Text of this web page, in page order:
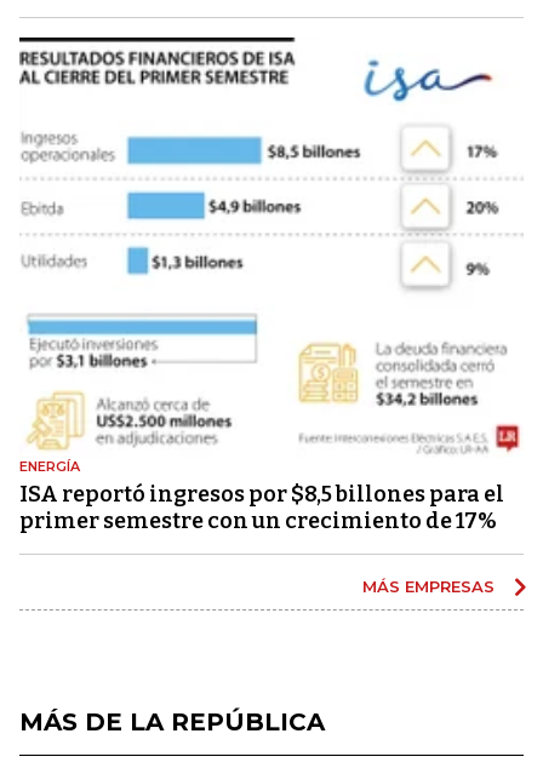
ENERGÍA
ISA reportó ingresos por $8,5 billones para el
primer semestre con un crecimiento de 17%
MÁS EMPRESAS
MÁS DE LA REPÚBLICA